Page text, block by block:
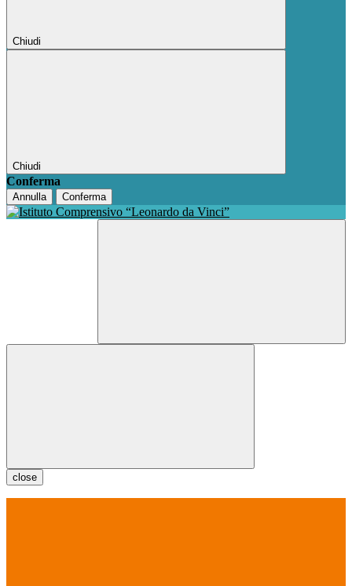
Chiudi
Chiudi
Conferma
Annulla Conferma
close